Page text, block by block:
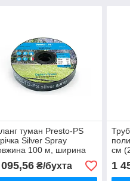
туман Presto-PS
Silver Spray
100 м, ширина
8 м, діаметр 40 мм
5)₴/бухта
см
1